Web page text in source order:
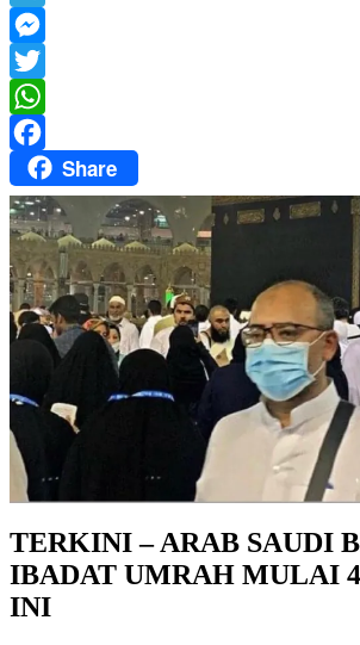
Mail
Telegram
Messenger
Twitter
WhatsApp
FacebookShare
TERKINI – ARAB SAUDI
IBADAT UMRAH MULAI
INI